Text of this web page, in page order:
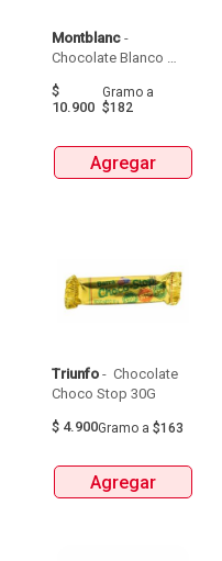
Montblanc -
Chocolate Blanco
$
10.900
Gramo a
$182
Agregar
Triunfo - Chocolate
$ 4.900Gramo a $163
Agregar